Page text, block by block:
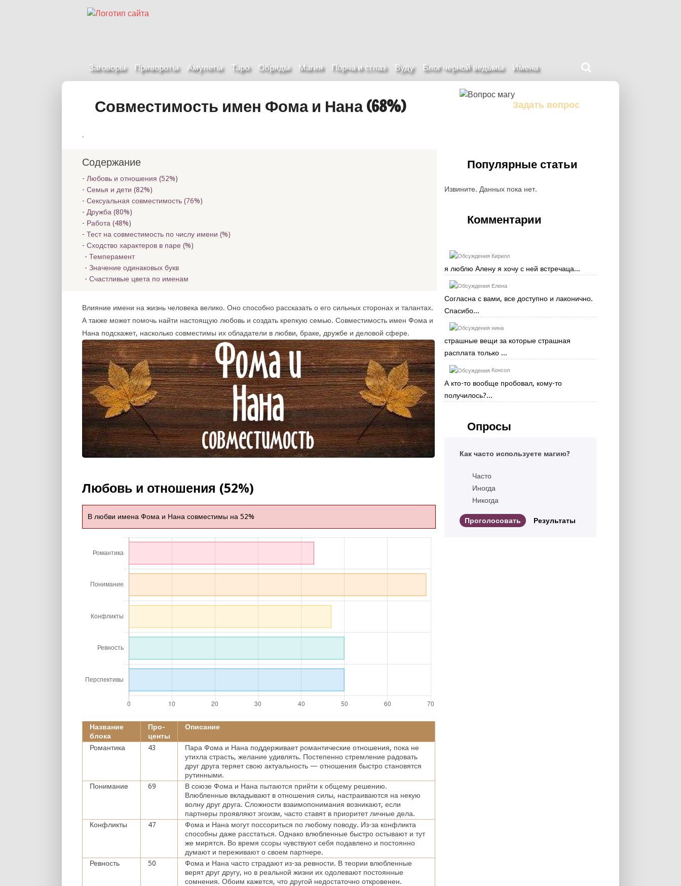
Заговоры Привороты Амулеты Таро Обряды Магия Порча и сглаз Вуду Блог черной ведьмы Имена
сайте
Совместимость имен Фома и Нана (68%)
.
Содержание
Любовь и отношения (52%)
Семья и дети (82%)
Сексуальная совместимость (76%)
Дружба (80%)
Работа (48%)
Тест на совместимость по числу имени (%)
Сходство характеров в паре (%)
Темперамент
Значение одинаковых букв
Счастливые цвета по именам
Влияние имени на жизнь человека велико. Оно способно рассказать о его сильных сторонах и талантах.
А также может помочь найти настоящую любовь и создать крепкую семью. Совместимость имен Фома и
Нана подскажет, насколько совместимы их обладатели в любви, браке, дружбе и деловой сфере.
Любовь и отношения (52%)
В любви имена Фома и Нана совместимы на 52%
Название
блока
Про-
центы
Описание
Романтика 43
Пара Фома и Нана поддерживает романтические отношения, пока не
утихла страсть, желание удивлять. Постепенно стремление радовать
друг друга теряет свою актуальность — отношения быстро становятся
рутинными.
Понимание
69
В союзе Фома и Нана пытаются прийти к общему решению.
Влюбленные вкладывают в отношения силы, настраиваются на некую
волну друг друга. Сложности взаимопонимания возникают, если
партнеры проявляют эгоизм, часто ставят в приоритет личные дела.
Конфликты
47
Фома и Нана могут поссориться по любому поводу. Из-за конфликта
способны даже расстаться. Однако влюбленные быстро остывают и тут
же мирятся. Во время ссоры чувствуют себя подавлено и постоянно
думают и переживают о своем партнере.
Ревность
50
Фома и Нана часто страдают из-за ревности. В теории влюбленные
верят друг другу, но в реальной жизни их одолевают постоянные
сомнения. Обоим кажется, что другой недостаточно откровенен.
Задать вопрос
Популярные статьи
Извините. Данных пока нет.
Комментарии
Кирилл
я люблю Алену я хочу с ней встречаца...
Елена
Согласна с вами, все доступно и лаконично.
Спасибо...
нина
страшные вещи за которые страшная
расплата только ...
Консол
А кто-то вообще пробовал, кому-то
получилось?...
Опросы
Как часто используете магию?
Часто
Иногда
Никогда
Результаты